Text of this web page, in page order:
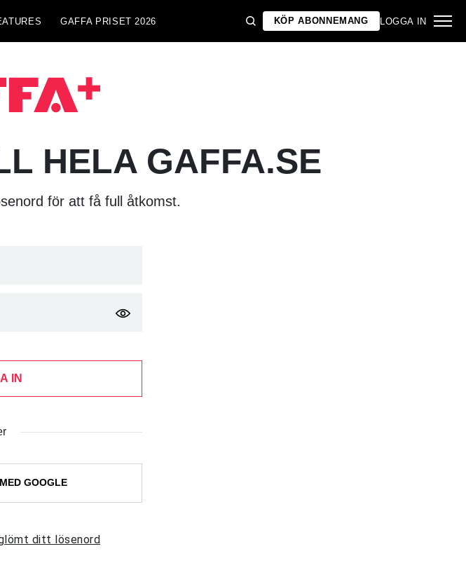
GAFFA PRISET 2026 KÖP ABONNEMANG LOGGA IN
HELA GAFFA.SE
för att få full åtkomst.
IN
GOOGLE
ditt lösenord